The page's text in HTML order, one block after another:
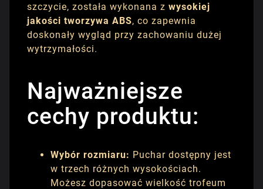
szczycie, została wykonana z wysokiej
jakości tworzywa ABS, co zapewnia
doskonały wygląd przy zachowaniu dużej
wytrzymałości.
Najważniejsze
cechy produktu:
Wybór rozmiaru: Puchar dostępny jest
w trzech różnych wysokościach.
Możesz dopasować wielkość trofeum